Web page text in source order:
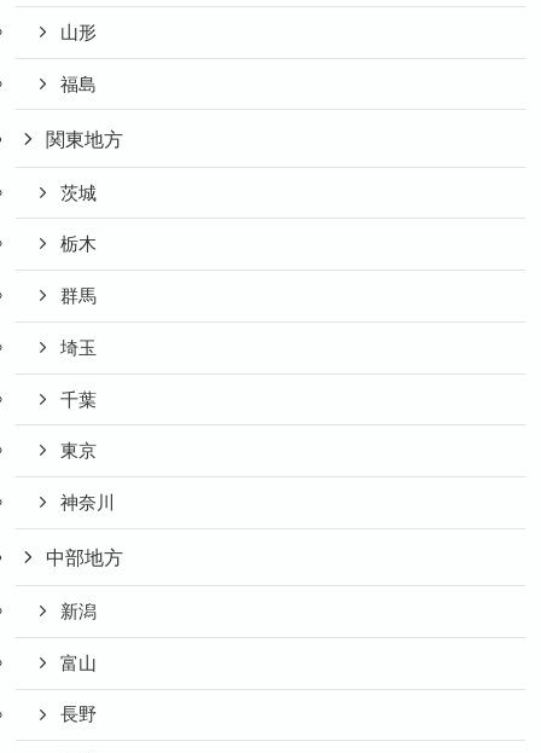
山形
福島
関東地方
茨城
栃木
群馬
埼玉
千葉
東京
神奈川
中部地方
新潟
富山
長野